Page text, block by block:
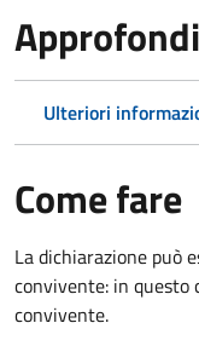
Ulteriori
Come fare
La dichiarazione può
convivente: in questo
convivente.